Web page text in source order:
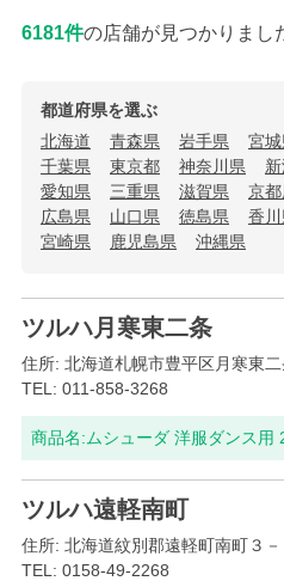
6181件の店舗が見つかりまし
都道府県を選ぶ
北海道
青森県 岩手県 宮城
千葉県
東京都 神奈川県
愛知県
三重県 滋賀県 京
広島県
山口県 徳島県 香川
宮崎県
鹿児島県 沖縄県
ツルハ月寒東二条
住所: 北海道札幌市豊平区月寒東
TEL: 011-858-3268
商品名: ムシューダ 洋服ダンス用
ツルハ遠軽南町
住所: 北海道紋別郡遠軽町南町３－
TEL: 0158-49-2268